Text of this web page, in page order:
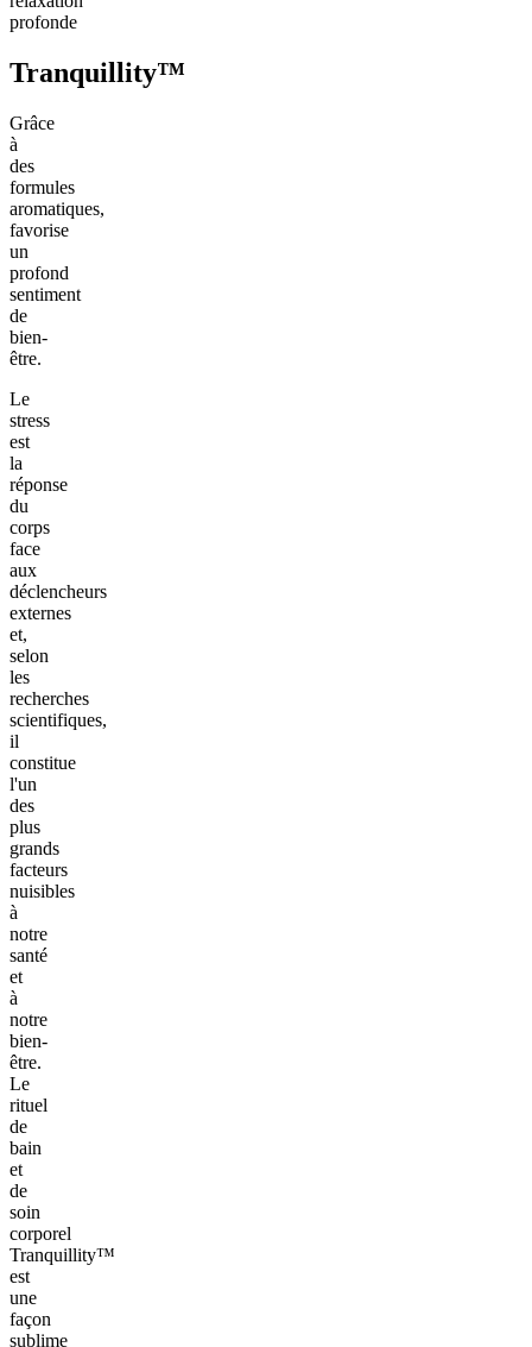
profonde
Tranquillity™
Grâce
à
des
formules
aromatiques,
favorise
un
profond
sentiment
de
bien-
être.
Le
stress
est
la
réponse
du
corps
face
aux
déclencheurs
externes
et,
selon
les
recherches
scientifiques,
il
constitue
l'un
des
plus
grands
facteurs
nuisibles
à
notre
santé
et
à
notre
bien-
être.
Le
rituel
de
bain
et
de
soin
corporel
Tranquillity™
est
une
façon
sublime